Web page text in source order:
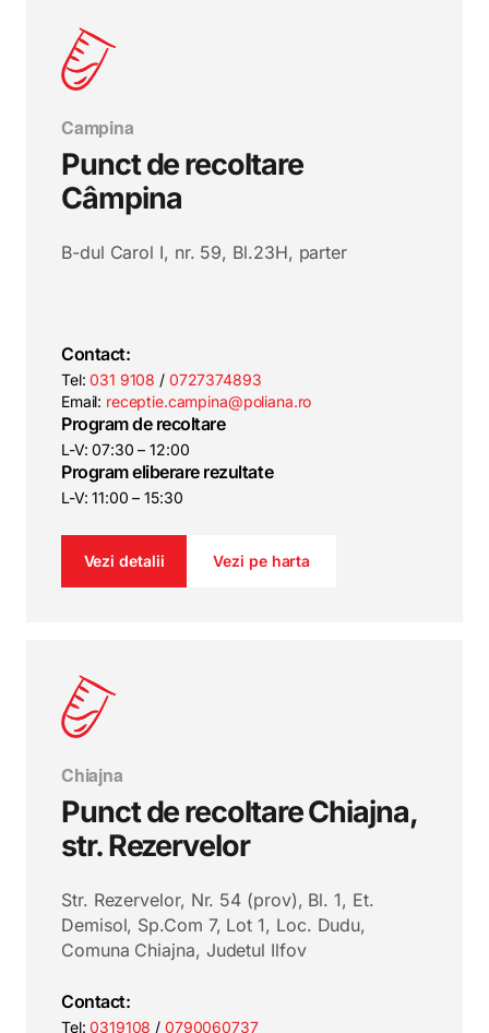
Campina
Punct de recoltare
Câmpina
B-dul Carol I, nr. 59, Bl.23H, parter
Contact:
Tel:031 9108 / 0727374893
Email: receptie.campina@poliana.ro
Program de recoltare
L-V: 07:30 – 12:00
Program eliberare rezultate
L-V: 11:00 – 15:30
Vezi detalii Vezi pe harta
Chiajna
Punct de recoltare Chiajna,
str. Rezervelor
Str. Rezervelor, Nr. 54 (prov), Bl. 1, Et.
Demisol, Sp.Com 7, Lot 1, Loc. Dudu,
Comuna Chiajna, Judetul Ilfov
Contact:
Tel:0319108 / 0790060737